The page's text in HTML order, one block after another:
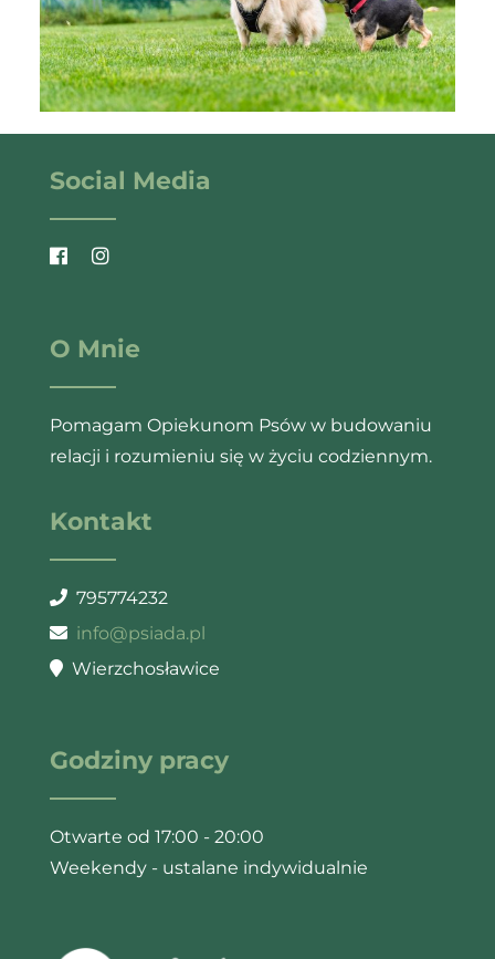
Social Media
O Mnie
Pomagam Opiekunom Psów w budowaniu
relacji i rozumieniu się w życiu codziennym.
Kontakt
795774232
info@psiada.pl
Wierzchosławice
Godziny pracy
Otwarte od 17:00 - 20:00
Weekendy - ustalane indywidualnie